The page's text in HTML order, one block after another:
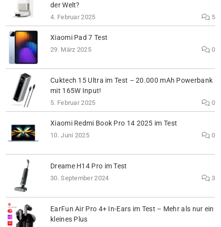
der Welt?
4. Februar 2025 5
Xiaomi Pad 7 Test
29. März 2025 0
Cuktech 15 Ultra im Test – 20.000 mAh Powerbank
mit 165W Input!
5. Februar 2025 0
Xiaomi Redmi Book Pro 14 2025 im Test
10. Juni 2025 0
Dreame H14 Pro im Test
30. September 2024 3
EarFun Air Pro 4+ In-Ears im Test – Mehr als nur ein
kleines Plus